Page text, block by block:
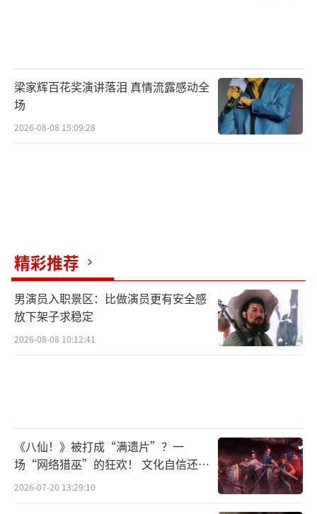
梁家辉百花奖演讲落泪 真情流露感动全
场
2026-08-08 15:09:28
精彩推荐
男演员入职景区：比做演员更有安全感
放下架子求稳定
2026-08-08 10:12:41
《八仙！》被打成“满遗片”？一
场“网络猎巫”的狂欢！ 文化自信还是
焦虑？
2026-07-20 13:29:10